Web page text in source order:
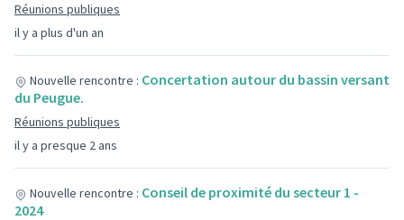
il y a plus d'un an
Réunions publiques
il y a presque 2 ans
Nouvelle rencontre : Concertation autour du bassin versant
du Peugue.
Réunions publiques
Nouvelle rencontre : Conseil de proximité du secteur 1 -
2024